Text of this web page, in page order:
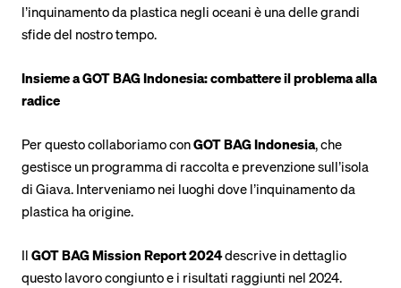
l’inquinamento da plastica negli oceani è una delle grandi
sfide del nostro tempo.
Insieme a GOT BAG Indonesia: combattere il problema alla
radice
Per questo collaboriamo conGOT BAG Indonesia, che
gestisce un programma di raccolta e prevenzione sull’isola
di Giava. Interveniamo nei luoghi dove l’inquinamento da
plastica ha origine.
Il GOT BAG Mission Report 2024descrive in dettaglio
questo lavoro congiunto e i risultati raggiunti nel 2024.